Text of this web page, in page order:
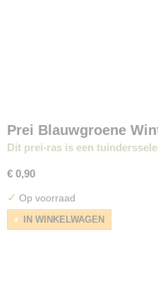
Prei Blauwgroene
Dit prei-ras is een
€ 0,90
✓ Op voorraad
IN WINKELWAGEN